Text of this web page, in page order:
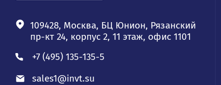
109428, Москва, БЦ Юнион, Рязанский
пр-кт 24, корпус 2, 11 этаж, офис 1101
+7 (495) 135-135-5
sales1@invt.su